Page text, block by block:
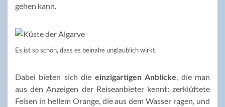
gehen kann.
Es ist so schön, dass es beinahe unglaublich wirkt.
Dabei bieten sich die einzigartigen Anblicke , die man
aus den Anzeigen der Reiseanbieter kennt: zerklüftete
Felsen in hellem Orange, die aus dem Wasser ragen, und